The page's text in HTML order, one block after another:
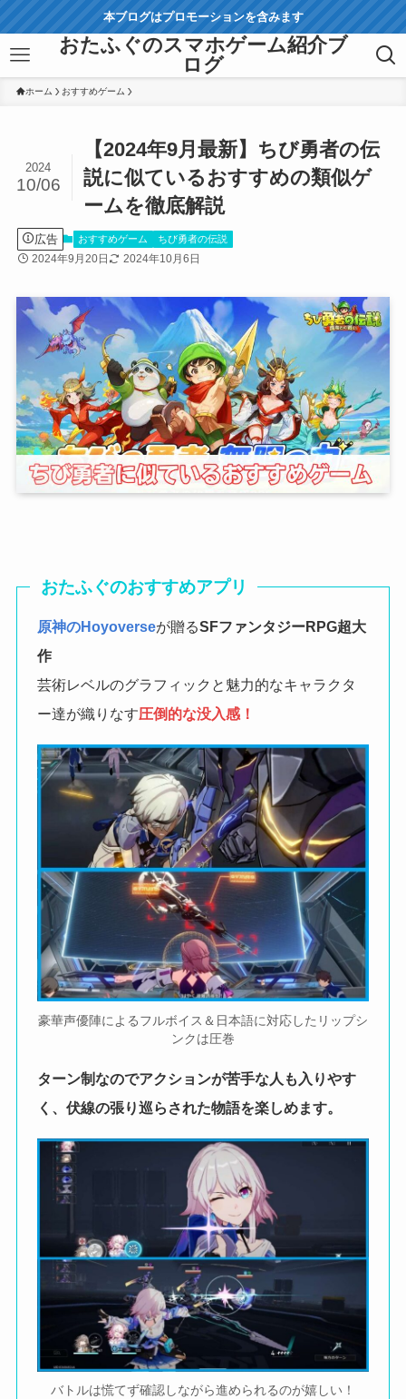
本ブログはプロモーションを含みます
おたふぐのスマホゲーム紹介ブ
ログ
ホーム おすすめゲーム
【2024年9月最新】ちび勇者の伝
説に似ているおすすめの類似ゲ
ームを徹底解説
2024
10/06
広告 おすすめゲーム ちび勇者の伝説
2024年9月20日 2024年10月6日
おたふぐのおすすめアプリ
原神のHoyoverseが贈るSFファンタジーRPG超大
作
芸術レベルのグラフィックと魅力的なキャラクタ
ー達が織りなす圧倒的な没入感！
豪華声優陣によるフルボイス＆日本語に対応したリップシ
ンクは圧巻
ターン制なのでアクションが苦手な人も入りやす
く、伏線の張り巡らされた物語を楽しめます。
バトルは慌てず確認しながら進められるのが嬉しい！